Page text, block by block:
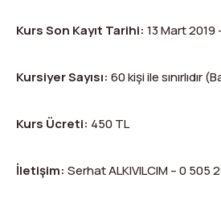
Arşivler
Kurs Son Kayıt Tarihi:​ 13 Mart 2019
Kursiyer Sayısı​:​ 60 kişi ile sınırlıdır
Kurs Ücreti​​:​ 450 TL
İletişim​​:​ Serhat ALKIVILCIM – 0 505